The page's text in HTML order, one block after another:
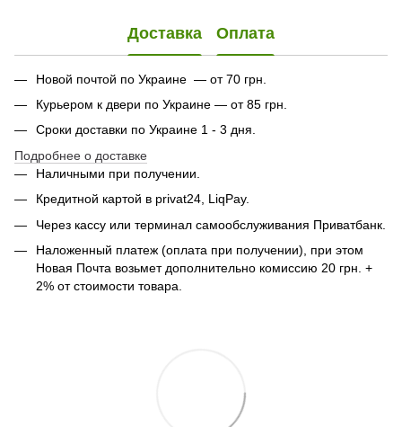
Доставка Оплата
Новой почтой по Украине — от 70 грн.
Курьером к двери по Украине — от 85 грн.
Сроки доставки по Украине 1 - 3 дня.
Подробнее о доставке
Наличными при получении.
Кредитной картой в privat24, LiqPay.
Через кассу или терминал самообслуживания Приватбанк.
Наложенный платеж (оплата при получении), при этом
Новая Почта возьмет дополнительно комиссию 20 грн. +
2% от стоимости товара.